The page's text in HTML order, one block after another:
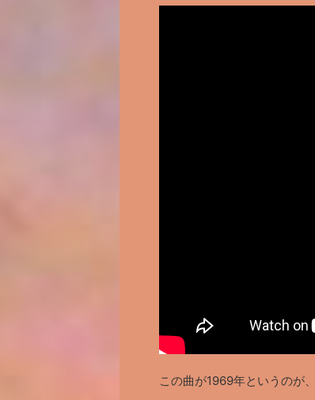
この曲が1969年というのが